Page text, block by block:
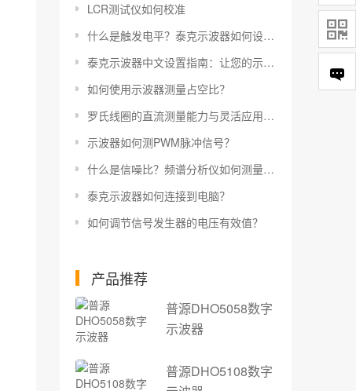
LCR测试仪如何校准
什么是触发电平？泰克示波器如何设置触发电平？
泰克示波器中文设置指南：让您的示波器更易于使用
如何使用示波器测量占空比？
罗氏线圈的直流测量能力与灵活应用指南
示波器如何测PWM脉冲信号？
什么是信噪比？频谱分析仪如何测量信噪比？
泰克示波器如何连接到电脑？
如何调节信号发生器的电压有效值？
产品推荐
普源DHO5058数字
示波器
普源DHO5108数字
